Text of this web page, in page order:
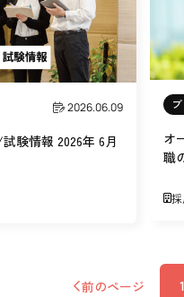
2026.06.09
験情報 2026年 6月
オ
職
前のページ 1